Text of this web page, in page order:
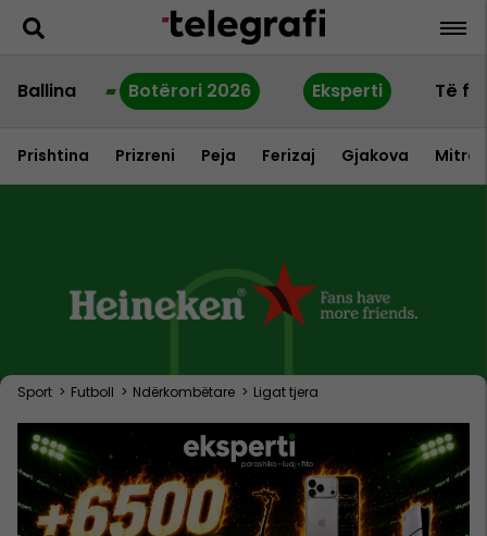
Ballina Botërori 2026 Eksperti Të
Prishtina Prizreni Peja Ferizaj Gjakova
Sport > Futboll > Ndërkombëtare > Ligat tjera